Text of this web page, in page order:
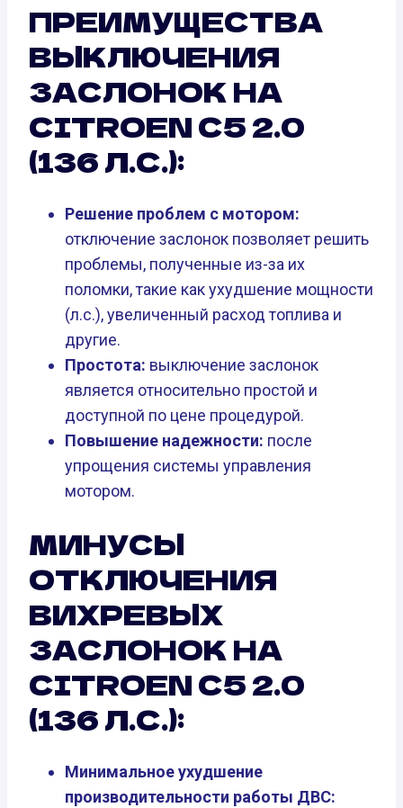
ПРЕИМУЩЕСТВА
ВЫКЛЮЧЕНИЯ
ЗАСЛОНОК НА
CITROEN C5 2.0
(136 Л.С.):
Решение проблем с мотором:
отключение заслонок позволяет решить
проблемы, полученные из-за их
поломки, такие как ухудшение мощности
(л.с.), увеличенный расход топлива и
другие.
Простота: выключение заслонок
является относительно простой и
доступной по цене процедурой.
Повышение надежности: после
упрощения системы управления
мотором.
МИНУСЫ
ОТКЛЮЧЕНИЯ
ВИХРЕВЫХ
ЗАСЛОНОК НА
CITROEN C5 2.0
(136 Л.С.):
Минимальное ухудшение
производительности работы ДВС: